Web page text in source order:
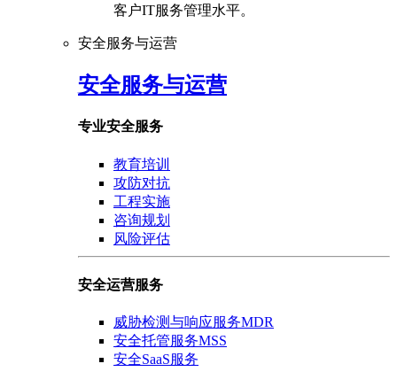
客户IT服务管理水平。
安全服务与运营
安全服务与运营
专业安全服务
教育培训
攻防对抗
工程实施
咨询规划
风险评估
安全运营服务
威胁检测与响应服务MDR
安全托管服务MSS
安全SaaS服务